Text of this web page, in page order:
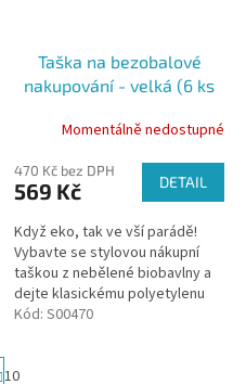
Taška na bezobalové
nakupování - velká (6 ks
Momentálně nedostupné
470 Kč bez DPH
569 Kč DETAIL
Když eko, tak ve vší parádě!
Vybavte se stylovou nákupní
taškou z nebělené biobavlny a
dejte klasickému polyetylenu
sbohem. Stačí hodit přes
Kód: S00470
10